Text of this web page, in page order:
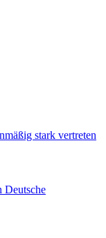
stark vertreten
Deutsche